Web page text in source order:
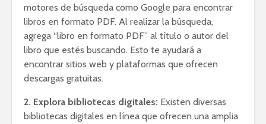
motores de búsqueda como Google para encontrar
libros en formato PDF. Al realizar la búsqueda,
agrega “libro en formato PDF” al título o autor del
libro que estés buscando. Esto te ayudará a
encontrar sitios web y plataformas que ofrecen
descargas gratuitas.
2. Explora bibliotecas digitales: Existen diversas
bibliotecas digitales en línea que ofrecen una amplia